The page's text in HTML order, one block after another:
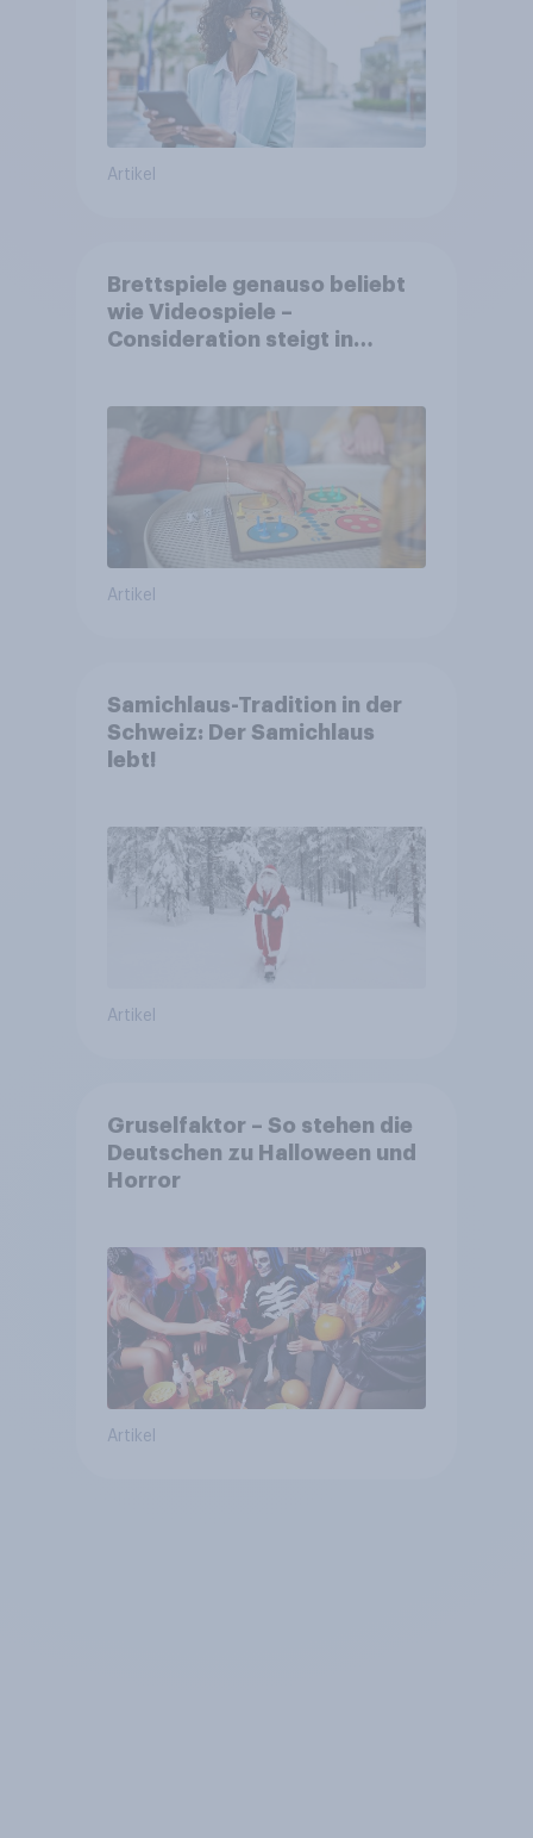
Artikel
Brettspiele genauso beliebt
wie Videospiele –
Consideration steigt in
Artikel
Samichlaus-Tradition in der
Schweiz: Der Samichlaus
lebt!
Artikel
Gruselfaktor – So stehen die
Deutschen zu Halloween und
Horror
Artikel